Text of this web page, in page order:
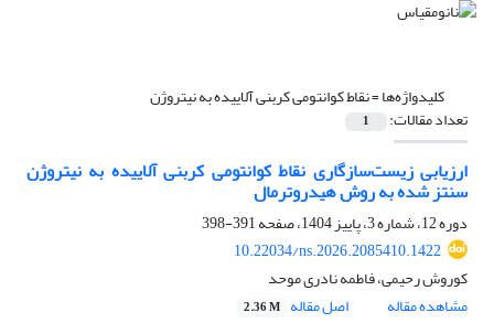
کلیدواژه‌ها =نقاط کوانتومی کربنی آلاییده به نیتروژن
تعداد مقالات: 1
ارزیابی زیست‌سازگاری نقاط کوانتومی کربنی آلاییده به نیتروژن
سنتز شده به روش هیدروترمال
دوره 12، شماره 3، پاییز 1404، صفحه
391-398
10.22034/ns.2026.2085410.1422
کوروش رحیمی، فاطمه نادری موحد
مشاهده مقاله
اصل مقاله 2.36 M